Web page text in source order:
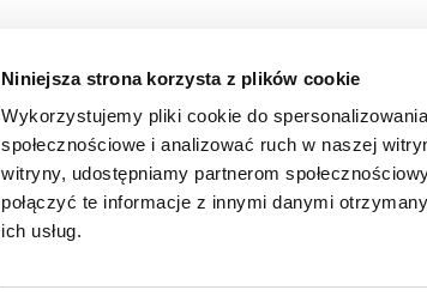
Niniejsza strona korzysta z plików cookie
Wykorzystujemy pliki cookie do
społecznościowe i analizować ruch w naszej
witryny, udostępniamy partnerom
połączyć te informacje z innymi danymi
ich usług.
Mapa serwisu
Kanały RSS
Porady